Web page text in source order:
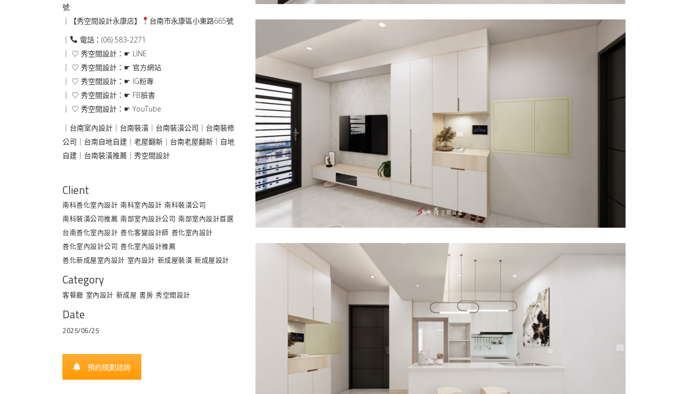
號
｜【秀空間設計永康店】
台南市永康區小東路665號
｜
電話：(06) 583-2271
｜ ♡ 秀空間設計：☛ LINE
｜ ♡ 秀空間設計：☛ 官方網站
｜ ♡ 秀空間設計：☛ IG粉專
｜ ♡ 秀空間設計：☛ FB臉書
｜ ♡ 秀空間設計：☛ YouTube
｜台南室內設計｜ 台南裝潢 ｜台南裝潢公司｜ 台南裝修
公司｜ 台南自地自建｜ 老屋翻新｜ 台南老屋翻新｜ 自地
自建 ｜台南裝潢推薦 ｜ 秀空間設計
Client
南科善化室內設計 南科室內設計 南科裝潢公司
南科裝潢公司推薦 南部室內設計公司 南部室內設計首選
台南善化室內設計 善化客變設計師 善化室內設計
善化室內設計公司 善化室內設計推薦
善化新成屋室內設計 室內設計 新成屋裝潢 新成屋設計
Category
客餐廳 室內設計 新成屋 書房 秀空間設計
Date
2025/06/25
預約規劃諮詢